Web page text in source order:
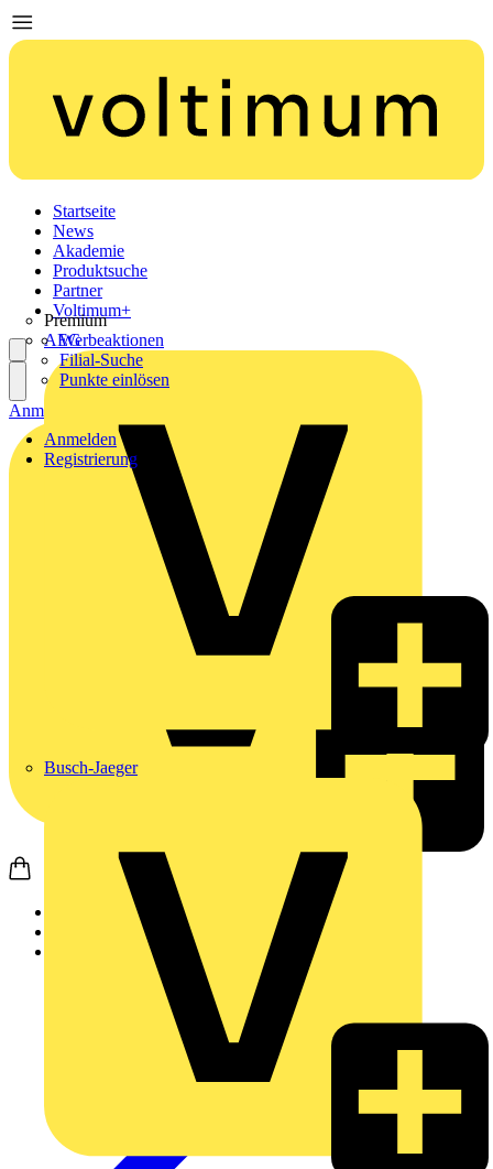
Startseite
News
Akademie
Produktsuche
Partner
Premium
AEG
Busch-Jaeger
Voltimum+
Werbeaktionen
Filial-Suche
Punkte einlösen
Anmelden
Registrierung
Anmelden